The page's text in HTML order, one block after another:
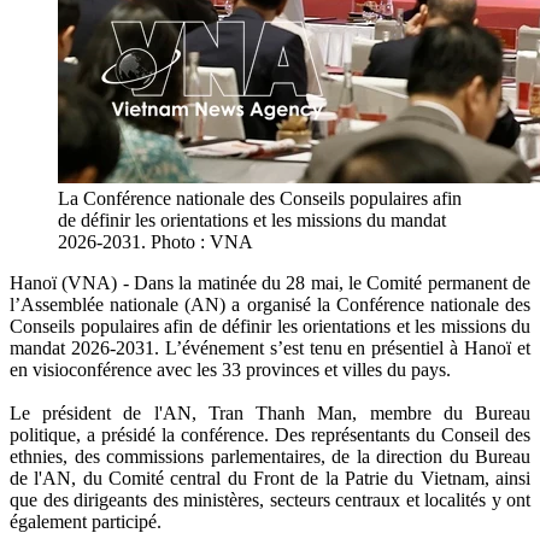
La Conférence nationale des Conseils populaires afin
de définir les orientations et les missions du mandat
2026-2031. Photo : VNA
Hanoï (VNA) - Dans la matinée du 28 mai, le Comité permanent de
l’Assemblée nationale (AN) a organisé la Conférence nationale des
Conseils populaires afin de définir les orientations et les missions du
mandat 2026-2031. L’événement s’est tenu en présentiel à Hanoï et
en visioconférence avec les 33 provinces et villes du pays.
Le président de l'AN, Tran Thanh Man, membre du Bureau
politique, a présidé la conférence. Des représentants du Conseil des
ethnies, des commissions parlementaires, de la direction du Bureau
de l'AN, du Comité central du Front de la Patrie du Vietnam, ainsi
que des dirigeants des ministères, secteurs centraux et localités y ont
également participé.